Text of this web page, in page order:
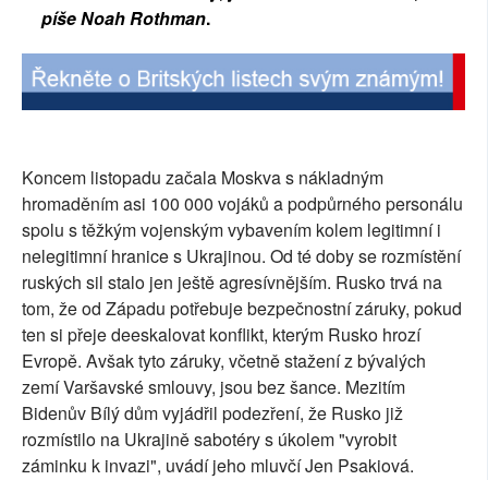
SOCIÁLNÍ SÍTĚ
RUBRIKY
píše Noah Rothman.
Koncem listopadu začala Moskva s nákladným
hromaděním asi 100 000 vojáků a podpůrného personálu
spolu s těžkým vojenským vybavením kolem legitimní i
nelegitimní hranice s Ukrajinou. Od té doby se rozmístění
ruských sil stalo jen ještě agresívnějším. Rusko trvá na
tom, že od Západu potřebuje bezpečnostní záruky, pokud
ten si přeje deeskalovat konflikt, kterým Rusko hrozí
Evropě. Avšak tyto záruky, včetně stažení z bývalých
zemí Varšavské smlouvy, jsou bez šance. Mezitím
Bidenův Bílý dům vyjádřil podezření, že Rusko již
rozmístilo na Ukrajině sabotéry s úkolem "vyrobit
záminku k invazi", uvádí jeho mluvčí Jen Psakiová.